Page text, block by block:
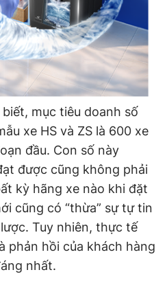
mục tiêu doanh số
xe HS và ZS là 600 xe
đầu. Con số này
được cũng không phải
kỳ hãng xe nào khi đặt
cũng có “thừa” sự tự tin
Tuy nhiên, thực tế
phản hồi của khách hàng
nhất.